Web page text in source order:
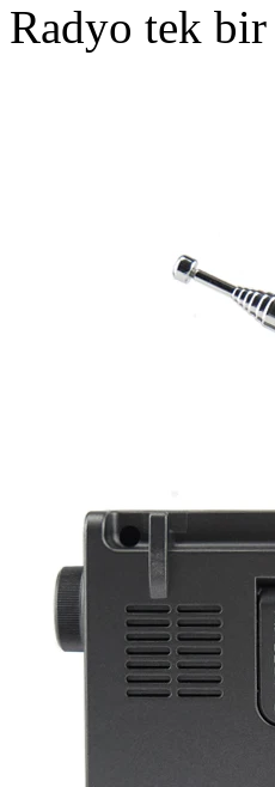
Radyo tek bir